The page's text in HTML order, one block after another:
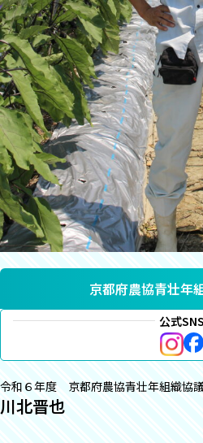
京都府農協青壮年
公式SNS
令和６年度 京都府農協青壮年組織協
川北晋也